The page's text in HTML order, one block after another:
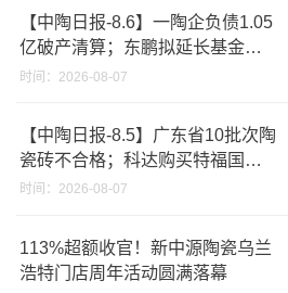
【中陶日报-8.6】一陶企负债1.05
亿破产清算；东鹏拟延长基金投
资期限；工信部开展建陶行业能
时间：2026-08-07
【中陶日报-8.5】广东省10批次陶
瓷砖不合格；科达购买特福国际
股份申请未通过；蒙娜丽莎5千万
破18亿元
时间：2026-08-07
113%超额收官！新中源陶瓷乌兰
浩特门店周年活动圆满落幕